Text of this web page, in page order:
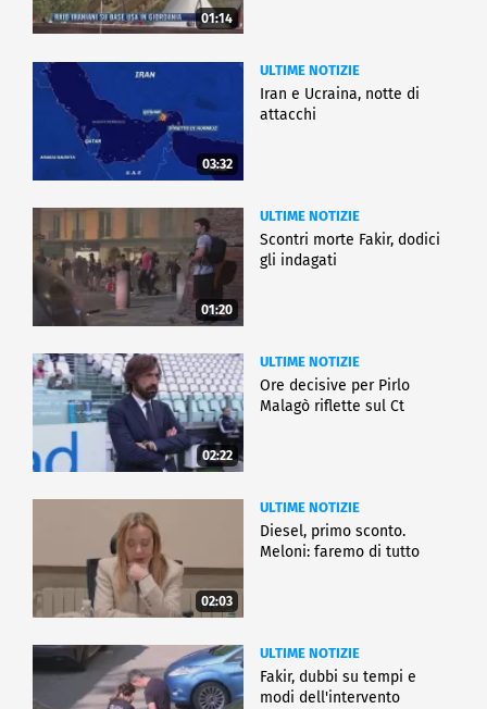
01:14
03:32
ULTIME NOTIZIE
Iran e Ucraina, notte di
attacchi
01:20
ULTIME NOTIZIE
Scontri morte Fakir, dodici
gli indagati
02:22
ULTIME NOTIZIE
Ore decisive per Pirlo
Malagò riflette sul Ct
02:03
ULTIME NOTIZIE
Diesel, primo sconto.
Meloni: faremo di tutto
ULTIME NOTIZIE
Fakir, dubbi su tempi e
modi dell'intervento